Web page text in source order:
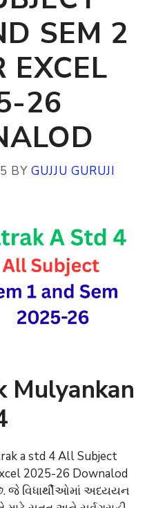
SEM 2
EXCEL
26
BY GUJJU GURUJI
Mulyankan
a std 4 All Subject
2025-26 Downalod
જે વિધાર્થીઓમાં અધ્યયન